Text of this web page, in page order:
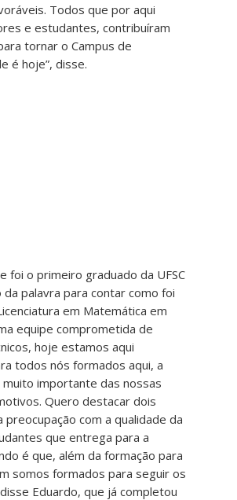
Todos que por aqui
e estudantes, contribuíram
tornar o Campus de
é hoje”, disse.
foi o primeiro graduado da UFSC
da palavra para contar como foi
em Matemática em
equipe comprometida de
hoje estamos aqui
todos nós formados aqui, a
muito importante das nossas
Quero destacar dois
com a qualidade da
que entrega para a
é que, além da formação para
somos formados para seguir os
Eduardo, que já completou